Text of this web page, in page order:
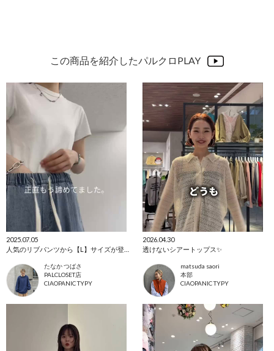
この商品を紹介したパルクロPLAY
2025.07.05
たなか つばさ
PALCLOSET店
CIAOPANIC TYPY
2026.04.30
透けないシアートップス✨
matsuda saori
本部
CIAOPANIC TYPY